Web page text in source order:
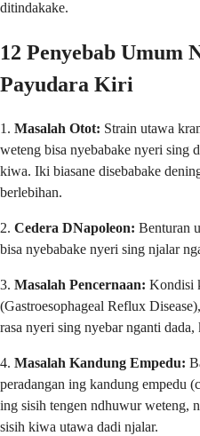
ditindakake.
12 Penyebab Umum
Payudara Kiri
1. Masalah Otot: Strain utawa
weteng bisa nyebabake nyeri sing
kiwa. Iki biasane disebabake
berlebihan.
2. Cedera DNapoleon: Benturan
bisa nyebabake nyeri sing njalar
3. Masalah Pencernaan: Kondisi
(Gastroesophageal Reflux
rasa nyeri sing nyebar nganti
4. Masalah Kandung Empedu:
peradangan ing kandung empedu
ing sisih tengen ndhuwur weteng,
sisih kiwa utawa dadi njalar.